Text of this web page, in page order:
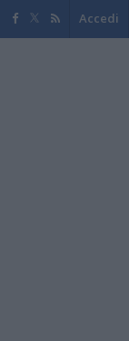
Accedi